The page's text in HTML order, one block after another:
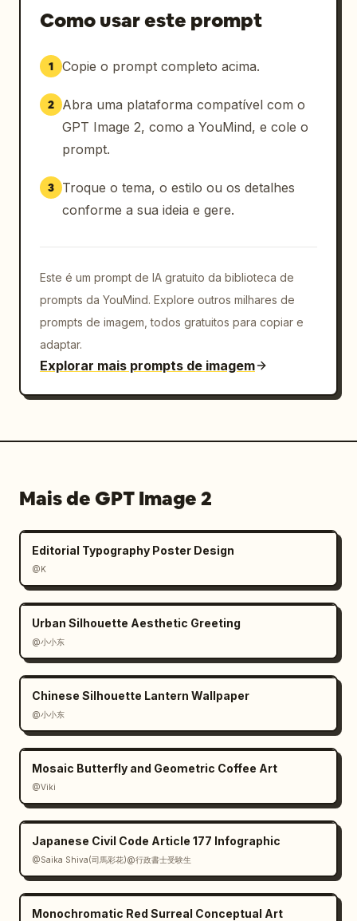
Como usar este prompt
1 Copie o prompt completo acima.
2
Abra uma plataforma compatível com o
GPT Image 2, como a YouMind, e cole o
prompt.
3
Troque o tema, o estilo ou os detalhes
conforme a sua ideia e gere.
Este é um prompt de IA gratuito da biblioteca de
prompts da YouMind. Explore outros milhares de
prompts de imagem, todos gratuitos para copiar e
adaptar.
Explorar mais prompts de imagem
Mais de GPT Image 2
Editorial Typography Poster Design
@K
Urban Silhouette Aesthetic Greeting
@小小东
Chinese Silhouette Lantern Wallpaper
@小小东
Mosaic Butterfly and Geometric Coffee Art
@Viki
Japanese Civil Code Article 177 Infographic
@Saika Shiva(司馬彩花)@行政書士受験生
Monochromatic Red Surreal Conceptual Art